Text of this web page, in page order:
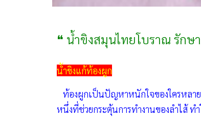
❝ น้ำขิงสมุนไทยโบราณ รักษ
น้ำขิงแก้ท้องผูก
ท้องผูกเป็นปัญหาหนักใจของใครหลา
หนึ่งที่ช่วยกระตุ้นการทำงานของลำไส้ ท